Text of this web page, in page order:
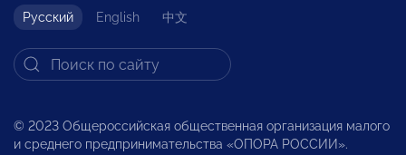
Русский English 中文
© 2023 Общероссийская общественная организация малого
и среднего предпринимательства «ОПОРА РОССИИ».